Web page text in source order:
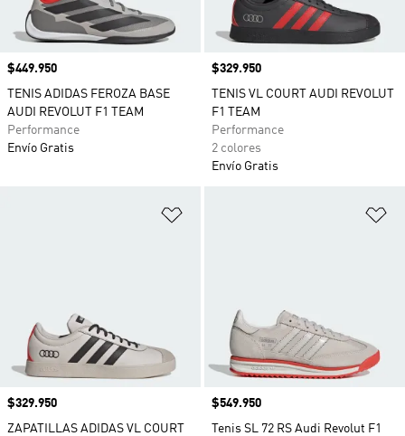
Precio
$449.950
TENIS ADIDAS FEROZA BASE
AUDI REVOLUT F1 TEAM
Performance
Envío Gratis
Precio
$329.950
TENIS VL COURT AUDI REVOLUT
F1 TEAM
Performance
2 colores
Envío Gratis
Precio
$329.950
ZAPATILLAS ADIDAS VL COURT
Precio
$549.950
Tenis SL 72 RS Audi Revolut F1